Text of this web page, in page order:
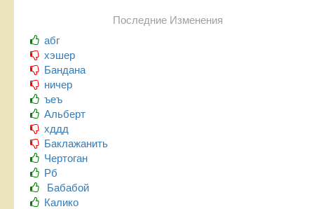
Последние Изменения
абг
хэшер
Бандана
ничер
ъеъ
Альберт
хддд
Баклажанить
Чертоган
Рб
Бабабой
Калико